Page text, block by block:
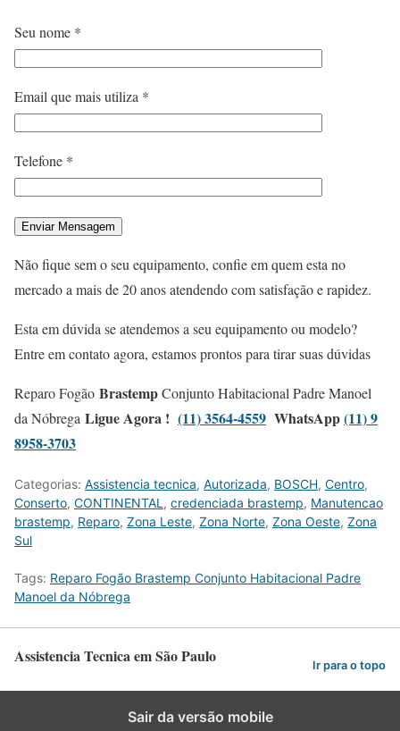
Seu nome *
Email que mais utiliza *
Telefone *
Não fique sem o seu equipamento, confie em quem esta no
mercado a mais de 20 anos atendendo com satisfação e rapidez.
Esta em dúvida se atendemos a seu equipamento ou modelo?
Entre em contato agora, estamos prontos para tirar suas dúvidas
Reparo Fogão BrastempConjunto Habitacional Padre Manoel
da Nóbrega Ligue Agora ! (11) 3564-4559 WhatsApp(11) 9
8958-3703
Categorias: Assistencia tecnica, Autorizada, BOSCH, Centro,
Conserto, CONTINENTAL , credenciada brastemp, Manutencao
brastemp, Reparo, Zona Leste, Zona Norte, Zona Oeste, Zona
Sul
Tags: Reparo Fogão Brastemp Conjunto Habitacional Padre
Manoel da Nóbrega
Assistencia Tecnica em São Paulo Ir para o topo
Sair da versão mobile